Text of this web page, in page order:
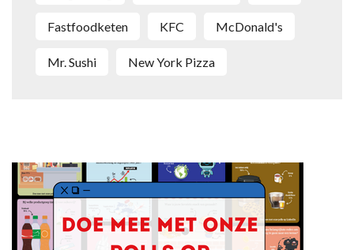
Fastfoodketen KFC McDonald's
Mr. Sushi New York Pizza